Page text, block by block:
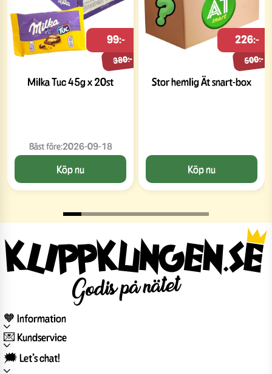
Milka Tuc 45g x 20st
380:-
99:-
Bäst före:2026-09-18
Köp nu
Stor hemlig Ät snart-box
500:-
226:-
Köp nu
🧡 Information
💌 Kundservice
🗯️ Let’s chat!